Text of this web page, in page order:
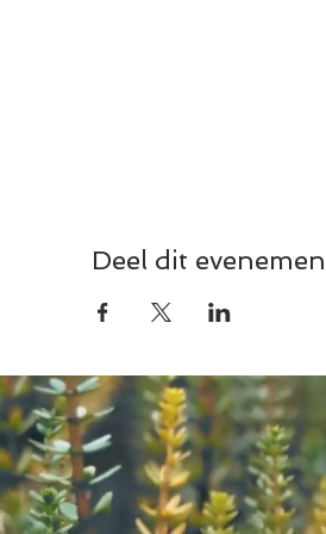
Deel dit